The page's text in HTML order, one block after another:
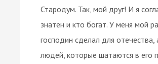
Стародум. Так, мой друг! И я
знатен и кто богат. У меня мой
господин сделал для
людей, которые шатаются в его